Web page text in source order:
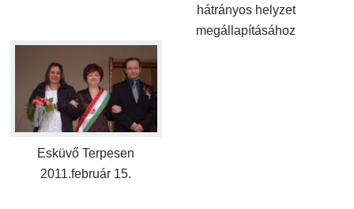
hátrányos helyzet
megállapításához
Esküvő Terpesen
2011.február 15.